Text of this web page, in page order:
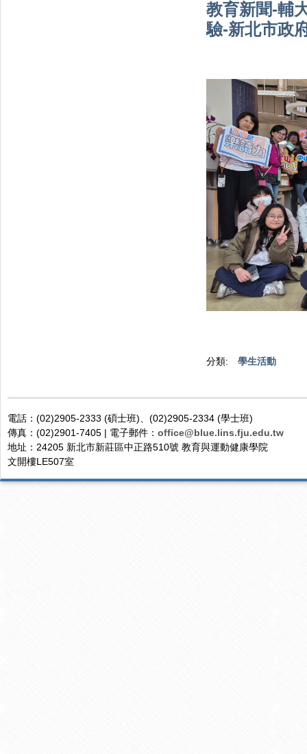
教育新聞-輔
驗-新北市政
分類: 學生活動
電話：(02)2905-2333 (碩士班)、(02)2905-2334 (學士班)
傳真：(02)2901-7405 | 電子郵件： office@blue.lins.fju.edu.tw
地址：24205 新北市新莊區中正路510號 教育與運動健康學院
文開樓LE507室